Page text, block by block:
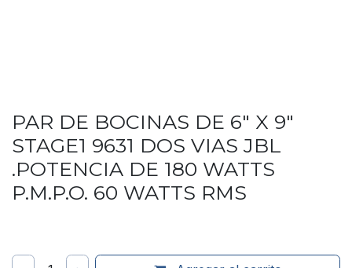
PAR DE BOCINAS DE 6" X 9"
STAGE1 9631 DOS VIAS JBL
.POTENCIA DE 180 WATTS
P.M.P.O. 60 WATTS RMS